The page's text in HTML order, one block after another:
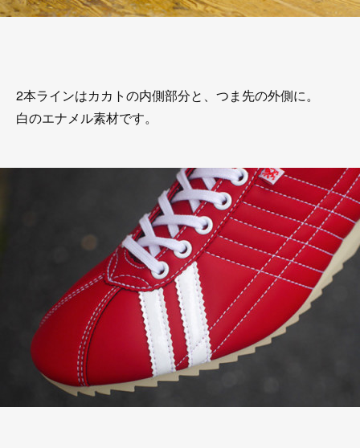
2本ラインはカカトの内側部分と、つま先の外側に。
白のエナメル素材です。